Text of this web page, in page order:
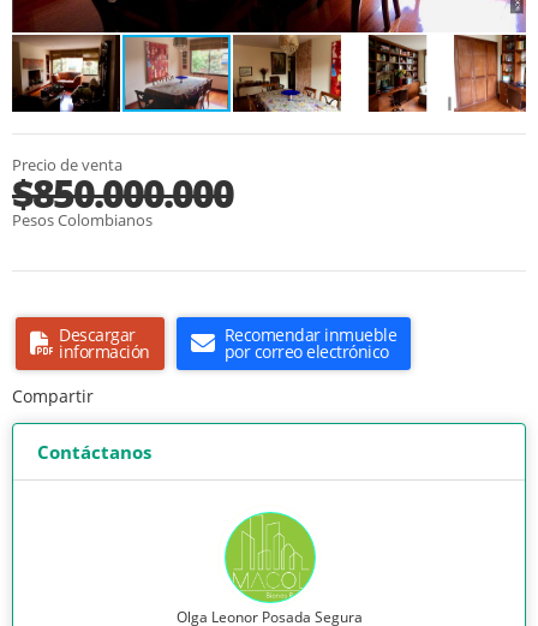
Precio de venta
$850.000.000
Pesos Colombianos
Descargar
información
Recomendar inmueble
por correo electrónico
Compartir
Contáctanos
Olga Leonor Posada Segura